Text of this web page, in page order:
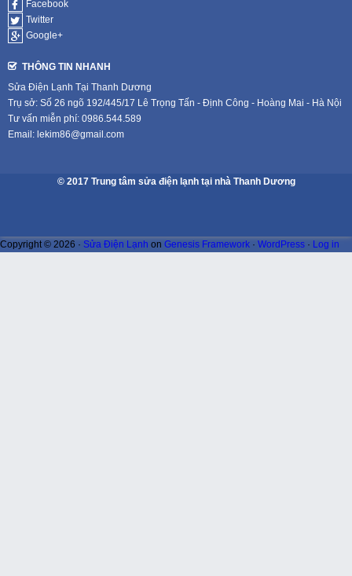
Facebook
Twitter
Google+
THÔNG TIN NHANH
Sửa Điện Lạnh Tại Thanh Dương
Trụ sở: Số 26 ngõ 192/445/17 Lê Trọng Tấn - Định Công - Hoàng Mai - Hà Nội
Tư vấn miễn phí: 0986.544.589
Email: lekim86@gmail.com
© 2017 Trung tâm sửa điện lạnh tại nhà Thanh Dương
Copyright © 2026 · Sửa Điện Lạnh on Genesis Framework · WordPress · Log in